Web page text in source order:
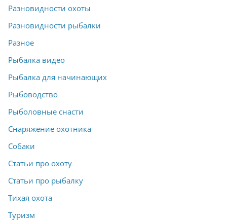
Разновидности охоты
Разновидности рыбалки
Разное
Рыбалка видео
Рыбалка для начинающих
Рыбоводство
Рыболовные снасти
Снаряжение охотника
Собаки
Статьи про охоту
Статьи про рыбалку
Тихая охота
Туризм